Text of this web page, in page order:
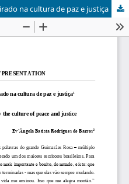
na cultura de paz e justiça